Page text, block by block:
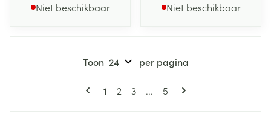
Niet beschikbaar Niet beschikbaar
Pagina's
U lees momenteel pagina
1 Pagina
2 Pagina
3 ... Pagina
5
Toon per pagina